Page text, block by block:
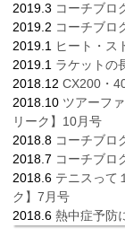
2019.3 コーチブロ
2019.2 コーチブロ
2019.1 ヒート・ス
2019.1 ラケットの
2018.12 CX200・
2018.10 ツアーフ
リーク】10月号
2018.8 コーチブロ
2018.7 コーチブロ
2018.6 テニスって
ク】7月号
2018.6 熱中症予防